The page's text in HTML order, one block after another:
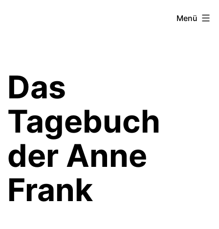
Menü
Das
Tagebuch
der Anne
Frank